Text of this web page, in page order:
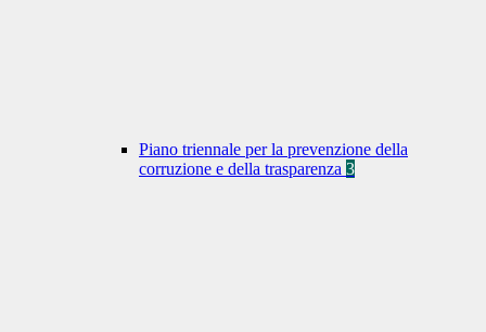
Piano triennale per la prevenzione della
corruzione e della trasparenza 3